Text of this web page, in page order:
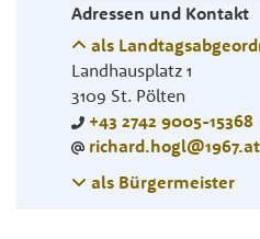
Adressen und Kontakt
als
Landhausplatz 1
3109 St. Pölten
+43 2742 9005-15368
richard.hogl@1967.at
als Bürgermeister